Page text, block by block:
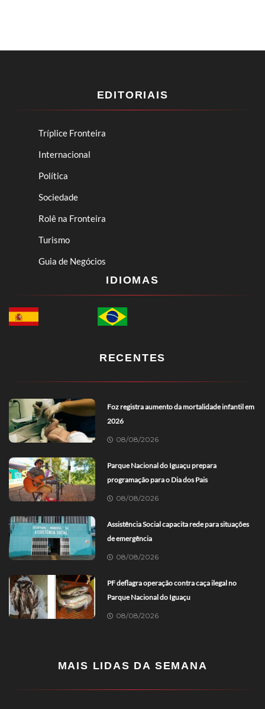
EDITORIAIS
Tríplice Fronteira
Internacional
Política
Sociedade
Rolê na Fronteira
Turismo
Guia de Negócios
IDIOMAS
RECENTES
Foz registra aumento da mortalidade infantil em
2026
08/08/2026
Parque Nacional do Iguaçu prepara
programação para o Dia dos Pais
08/08/2026
Assistência Social capacita rede para situações
de emergência
08/08/2026
PF deflagra operação contra caça ilegal no
Parque Nacional do Iguaçu
08/08/2026
MAIS LIDAS DA SEMANA